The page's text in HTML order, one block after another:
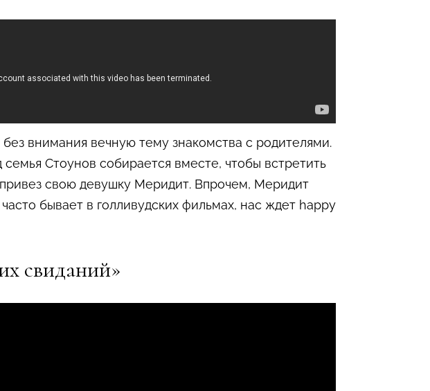
внимания вечную тему знакомства с родителями.
Стоунов собирается вместе, чтобы встретить
свою девушку Меридит. Впрочем, Меридит
бывает в голливудских фильмах, нас ждет happy
свиданий»